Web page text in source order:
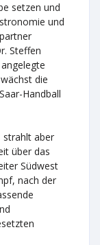
setzen und
und
Steffen
die
Handball
strahlt aber
über das
Südwest
nach der